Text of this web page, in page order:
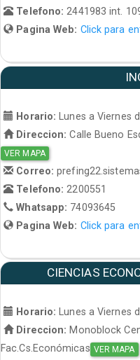
Telefono:2441983 int.
Pagina Web: Click para
Horario:
Lunes a Viernes
Direccion: Calle Bueno
VER MAPA
Correo:
Telefono: 2200551
Whatsapp: 74093645
Pagina Web: Click para
CIENCIAS
Horario: Lunes a Viernes
Direccion: Monoblock
Fac.Cs.Económicas VER MAPA